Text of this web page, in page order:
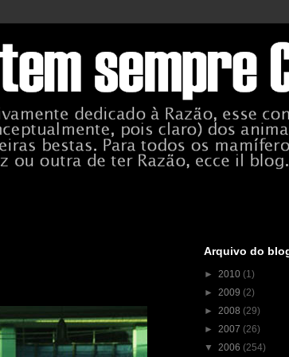
Arquivo do
► 2010 (1)
► 2009 (2)
► 2008 (29)
► 2007 (26)
▼ 2006 (254)